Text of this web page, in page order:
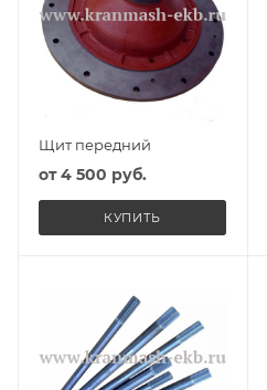
Щит передний
от4 500 руб.
КУПИТЬ